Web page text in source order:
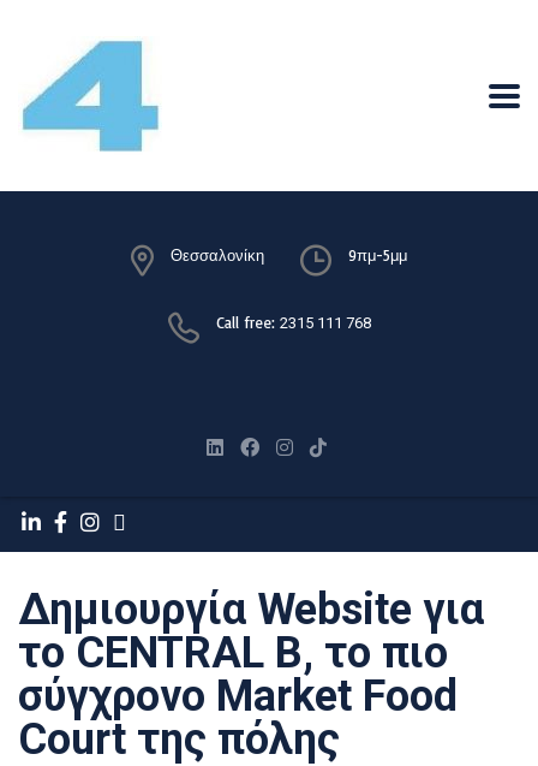
Θεσσαλονίκη 9πμ-5μμ
Call free: 2315 111 768
Δημιουργία Website για
το CENTRAL B, το πιο
σύγχρονο Market Food
Court της πόλης